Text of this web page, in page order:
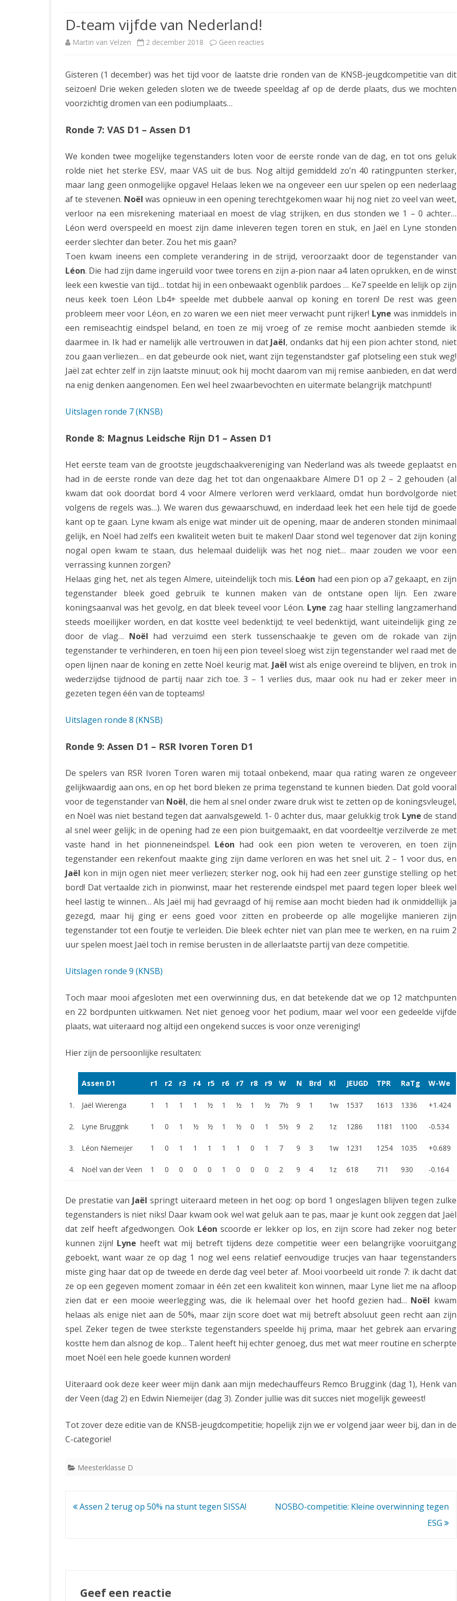
2025-2026
KNSB-RATINGLIJST
SNELSCHAAKKAMPIOENSCHAP
JEUGD 2025-2026
JEUGDKAMPIOENSCHAPPEN
ASSEN
ERELIJST JEUGD
JUBILEUMVIERKAMPEN UITSLAGENNOSBO-COMPETITIE
INTERNE COMPETITIES
D-team vijfde van Nederland!
Martin van Velzen 2 december 2018 Geen reacties
D
m
v
i
d
e
a
n
N
d
l
n
!
Gisteren (1 december) was het tijd voor de laatste drie ronden van de KNSB-jeugdcompetitie van dit
seizoen! Drie weken geleden sloten we de tweede speeldag af op de derde plaats, dus we mochten
voorzichtig dromen van een podiumplaats…
Ronde 7: VAS D1 – Assen D1
We konden twee mogelijke tegenstanders loten voor de eerste ronde van de dag, en tot ons geluk
rolde niet het sterke ESV, maar VAS uit de bus. Nog altijd gemiddeld zo’n 40 ratingpunten sterker,
maar lang geen onmogelijke opgave! Helaas leken we na ongeveer een uur spelen op een nederlaag
af te stevenen. Noël was opnieuw in een opening terechtgekomen waar hij nog niet zo veel van weet,
verloor na een misrekening materiaal en moest de vlag strijken, en dus stonden we 1 – 0 achter…
Léon werd overspeeld en moest zijn dame inleveren tegen toren en stuk, en Jaël en Lyne stonden
eerder slechter dan beter. Zou het mis gaan?
Toen kwam ineens een complete verandering in de strijd, veroorzaakt door de tegenstander van
Léon. Die had zijn dame ingeruild voor twee torens en zijn a-pion naar a4 laten oprukken, en de winst
leek een kwestie van tijd… totdat hij in een onbewaakt ogenblik pardoes … Ke7 speelde en lelijk op zijn
neus keek toen Léon Lb4+ speelde met dubbele aanval op koning en toren! De rest was geen
probleem meer voor Léon, en zo waren we een niet meer verwacht punt rijker! Lyne was inmiddels in
een remiseachtig eindspel beland, en toen ze mij vroeg of ze remise mocht aanbieden stemde ik
daarmee in. Ik had er namelijk alle vertrouwen in datJaël, ondanks dat hij een pion achter stond, niet
zou gaan verliezen… en dat gebeurde ook niet, want zijn tegenstandster gaf plotseling een stuk weg!
Jaël zat echter zelf in zijn laatste minuut; ook hij mocht daarom van mij remise aanbieden, en dat werd
na enig denken aangenomen. Een wel heel zwaarbevochten en uitermate belangrijk matchpunt!
Uitslagen ronde 7 (KNSB)
Ronde 8: Magnus Leidsche Rijn D1 – Assen D1
Het eerste team van de grootste jeugdschaakvereniging van Nederland was als tweede geplaatst en
had in de eerste ronde van deze dag het tot dan ongenaakbare Almere D1 op 2 – 2 gehouden (al
kwam dat ook doordat bord 4 voor Almere verloren werd verklaard, omdat hun bordvolgorde niet
volgens de regels was…). We waren dus gewaarschuwd, en inderdaad leek het een hele tijd de goede
kant op te gaan. Lyne kwam als enige wat minder uit de opening, maar de anderen stonden minimaal
gelijk, en Noël had zelfs een kwaliteit weten buit te maken! Daar stond wel tegenover dat zijn koning
nogal open kwam te staan, dus helemaal duidelijk was het nog niet… maar zouden we voor een
verrassing kunnen zorgen?
Helaas ging het, net als tegen Almere, uiteindelijk toch mis. Léon had een pion op a7 gekaapt, en zijn
tegenstander bleek goed gebruik te kunnen maken van de ontstane open lijn. Een zware
koningsaanval was het gevolg, en dat bleek teveel voor Léon. Lyne zag haar stelling langzamerhand
steeds moeilijker worden, en dat kostte veel bedenktijd; te veel bedenktijd, want uiteindelijk ging ze
door de vlag… Noël had verzuimd een sterk tussenschaakje te geven om de rokade van zijn
tegenstander te verhinderen, en toen hij een pion teveel sloeg wist zijn tegenstander wel raad met de
open lijnen naar de koning en zette Noël keurig mat. Jaël wist als enige overeind te blijven, en trok in
wederzijdse tijdnood de partij naar zich toe. 3 – 1 verlies dus, maar ook nu had er zeker meer in
gezeten tegen één van de topteams!
Uitslagen ronde 8 (KNSB)
Ronde 9: Assen D1 – RSR Ivoren Toren D1
De spelers van RSR Ivoren Toren waren mij totaal onbekend, maar qua rating waren ze ongeveer
gelijkwaardig aan ons, en op het bord bleken ze prima tegenstand te kunnen bieden. Dat gold vooral
voor de tegenstander van Noël, die hem al snel onder zware druk wist te zetten op de koningsvleugel,
en Noël was niet bestand tegen dat aanvalsgeweld. 1- 0 achter dus, maar gelukkig trok Lyne de stand
al snel weer gelijk; in de opening had ze een pion buitgemaakt, en dat voordeeltje verzilverde ze met
vaste hand in het pionneneindspel. Léon had ook een pion weten te veroveren, en toen zijn
tegenstander een rekenfout maakte ging zijn dame verloren en was het snel uit. 2 – 1 voor dus, en
Jaël kon in mijn ogen niet meer verliezen; sterker nog, ook hij had een zeer gunstige stelling op het
bord! Dat vertaalde zich in pionwinst, maar het resterende eindspel met paard tegen loper bleek wel
heel lastig te winnen… Als Jaël mij had gevraagd of hij remise aan mocht bieden had ik onmiddellijk ja
gezegd, maar hij ging er eens goed voor zitten en probeerde op alle mogelijke manieren zijn
tegenstander tot een foutje te verleiden. Die bleek echter niet van plan mee te werken, en na ruim 2
uur spelen moest Jaël toch in remise berusten in de allerlaatste partij van deze competitie.
Uitslagen ronde 9 (KNSB)
Toch maar mooi afgesloten met een overwinning dus, en dat betekende dat we op 12 matchpunten
en 22 bordpunten uitkwamen. Net niet genoeg voor het podium, maar wel voor een gedeelde vijfde
plaats, wat uiteraard nog altijd een ongekend succes is voor onze vereniging!
Hier zijn de persoonlijke resultaten:
Assen D1 r1 r2 r3 r4 r5 r6 r7 r8 r9 W N Brd Kl JEUGD TPR RaTg W-We
1. Jaël Wierenga 1 1 1 1 ½ 1 ½ 1 ½ 7½ 9 1 1w 1537 1613 1336 +1.424
2. Lyne Bruggink 1 0 1 ½ ½ 1 ½ 0 1 5½ 9 2 1z 1286 1181 1100 -0.534
3. Léon Niemeijer 1 0 1 1 1 1 1 0 1 7 9 3 1w 1231 1254 1035 +0.689
4. Noël van der Veen 1 0 0 0 0 1 0 0 0 2 9 4 1z 618 711 930 -0.164
De prestatie van Jaël springt uiteraard meteen in het oog: op bord 1 ongeslagen blijven tegen zulke
tegenstanders is niet niks! Daar kwam ook wel wat geluk aan te pas, maar je kunt ook zeggen dat Jaël
dat zelf heeft afgedwongen. Ook Léon scoorde er lekker op los, en zijn score had zeker nog beter
kunnen zijn! Lyne heeft wat mij betreft tijdens deze competitie weer een belangrijke vooruitgang
geboekt, want waar ze op dag 1 nog wel eens relatief eenvoudige trucjes van haar tegenstanders
miste ging haar dat op de tweede en derde dag veel beter af. Mooi voorbeeld uit ronde 7: ik dacht dat
ze op een gegeven moment zomaar in één zet een kwaliteit kon winnen, maar Lyne liet me na afloop
zien dat er een mooie weerlegging was, die ik helemaal over het hoofd gezien had… Noël kwam
helaas als enige niet aan de 50%, maar zijn score doet wat mij betreft absoluut geen recht aan zijn
spel. Zeker tegen de twee sterkste tegenstanders speelde hij prima, maar het gebrek aan ervaring
kostte hem dan alsnog de kop… Talent heeft hij echter genoeg, dus met wat meer routine en scherpte
moet Noël een hele goede kunnen worden!
Uiteraard ook deze keer weer mijn dank aan mijn medechauffeurs Remco Bruggink (dag 1), Henk van
der Veen (dag 2) en Edwin Niemeijer (dag 3). Zonder jullie was dit succes niet mogelijk geweest!
Tot zover deze editie van de KNSB-jeugdcompetitie; hopelijk zijn we er volgend jaar weer bij, dan in de
C-categorie!
Meesterklasse D
Bericht
Assen 2 terug op 50% na stunt tegen SISSA!
NOSBO-competitie: Kleine overwinning tegen
ESG
Geef een reactie